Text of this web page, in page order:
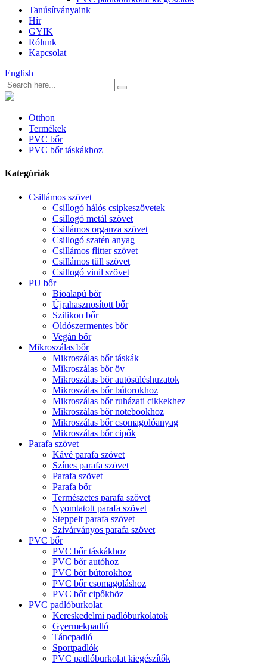
Tanúsítványaink
Hír
GYIK
Rólunk
Kapcsolat
English
Otthon
Termékek
PVC bőr
PVC bőr táskákhoz
Kategóriák
Csillámos szövet
Csillogó hálós csipkeszövetek
Csillogó metál szövet
Csillámos organza szövet
Csillogó szatén anyag
Csillámos flitter szövet
Csillámos tüll szövet
Csillogó vinil szövet
PU bőr
Bioalapú bőr
Újrahasznosított bőr
Szilikon bőr
Oldószermentes bőr
Vegán bőr
Mikroszálas bőr
Mikroszálas bőr táskák
Mikroszálas bőr öv
Mikroszálas bőr autósüléshuzatok
Mikroszálas bőr bútorokhoz
Mikroszálas bőr ruházati cikkekhez
Mikroszálas bőr notebookhoz
Mikroszálas bőr csomagolóanyag
Mikroszálas bőr cipők
Parafa szövet
Kávé parafa szövet
Színes parafa szövet
Parafa szövet
Parafa bőr
Természetes parafa szövet
Nyomtatott parafa szövet
Steppelt parafa szövet
Szivárványos parafa szövet
PVC bőr
PVC bőr táskákhoz
PVC bőr autóhoz
PVC bőr bútorokhoz
PVC bőr csomagoláshoz
PVC bőr cipőkhöz
PVC padlóburkolat
Kereskedelmi padlóburkolatok
Gyermekpadló
Táncpadló
Sportpadlók
PVC padlóburkolat kiegészítők